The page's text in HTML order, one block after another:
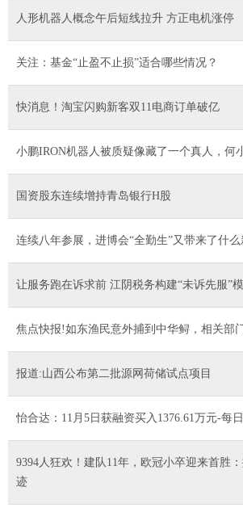
人形机器人概念午后短线拉升 方正电机涨停
关注：基金“止盈不止损”适合哪些情况？
快消息！淘宝闪购新客双11电商订单破亿
小鹏IRON机器人被质疑像藏了一个真人，何
国资股东连续增持青岛银行H股
连续八年参展，进博会“全勤生”又带来了什
让服务跑在诉求前 江阴税务构建“未诉先服”
焦点快报!如东渔民意外捕到中华鲟，相关部
报道:山西公布第二批源网荷储试点项目
怡合达：11月5日获融资买入1376.61万元-每
9394人狂欢！建队11年，欧冠小卒迎来首胜
迹